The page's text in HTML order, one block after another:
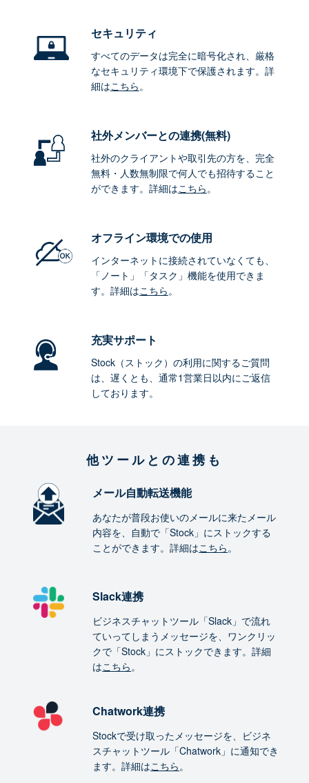
セキュリティ
すべてのデータは完全に暗号化され、厳格
なセキュリティ環境下で保護されます。詳
細はこちら。
社外メンバーとの連携(無料)
社外のクライアントや取引先の方を、完全
無料・人数無制限で何人でも招待すること
ができます。詳細はこちら。
オフライン環境での使用
インターネットに接続されていなくても、
「ノート」「タスク」機能を使用できま
す。詳細はこちら。
充実サポート
Stock（ストック）の利用に関するご質問
は、遅くとも、通常1営業日以内にご返信
しております。
他ツールとの連携も
メール自動転送機能
あなたが普段お使いのメールに来たメール
内容を、自動で「Stock」にストックする
ことができます。詳細はこちら。
Slack連携
ビジネスチャットツール「Slack」で流れ
ていってしまうメッセージを、ワンクリッ
クで「Stock」にストックできます。詳細
はこちら。
Chatwork連携
Stockで受け取ったメッセージを、ビジネ
スチャットツール「Chatwork」に通知でき
ます。詳細はこちら。